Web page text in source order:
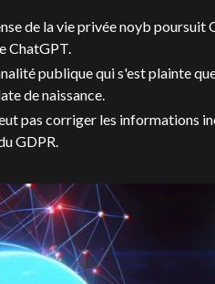
de la vie privée noyb poursuit
ChatGPT.
publique qui s'est plainte
de naissance.
pas corriger les informations
GDPR.